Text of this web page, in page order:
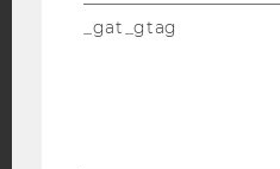
_gat_gtag